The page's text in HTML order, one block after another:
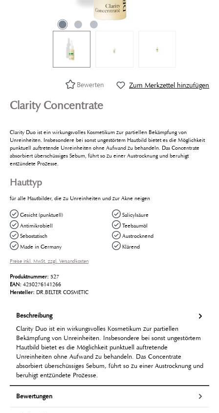
Zum Merkzettel hinzufügen
Bewerten
Clarity Concentrate
Clarity Duo ist ein wirkungsvolles Kosmetikum zur partiellen Bekämpfung von
Unreinheiten. Insbesondere bei sonst ungestörtem Hautbild bietet es die Möglichkeit
punktuell auftretende Unreinheiten ohne Aufwand zu behandeln. Das Concentrate
absorbiert überschüssiges Sebum, führt so zu einer Austrocknung und beruhigt
entzündete Prozesse.
Hauttyp
für alle Hautbilder, die zu Unreinheiten und zur Akne neigen
Gesicht (punktuell)
Antimikrobiell
Sebostatisch
Made in Germany
Salicylsäure
Teebaumöl
Austrocknend
Klärend
Preise inkl. MwSt. zzgl. Versandkosten
Produktnummer: 527
EAN: 4250276141266
Hersteller: DR.BELTER COSMETIC
Beschreibung
Clarity Duo ist ein wirkungsvolles Kosmetikum zur partiellen
Bekämpfung von Unreinheiten. Insbesondere bei sonst ungestörtem
Hautbild bietet es die Möglichkeit punktuell auftretende
Unreinheiten ohne Aufwand zu behandeln. Das Concentrate
absorbiert überschüssiges Sebum, führt so zu einer Austrocknung und
beruhigt entzündete Prozesse.
Bewertungen